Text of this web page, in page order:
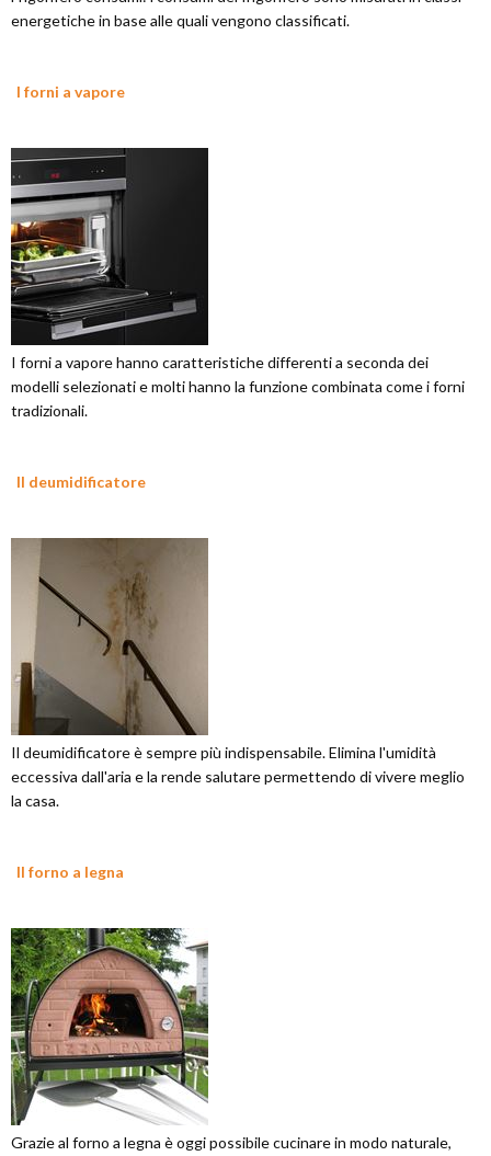
energetiche in base alle quali vengono classificati.
I forni a vapore
I forni a vapore hanno caratteristiche differenti a seconda dei
modelli selezionati e molti hanno la funzione combinata come i forni
tradizionali.
Il deumidificatore
Il deumidificatore è sempre più indispensabile. Elimina l'umidità
eccessiva dall'aria e la rende salutare permettendo di vivere meglio
la casa.
Il forno a legna
Grazie al forno a legna è oggi possibile cucinare in modo naturale,